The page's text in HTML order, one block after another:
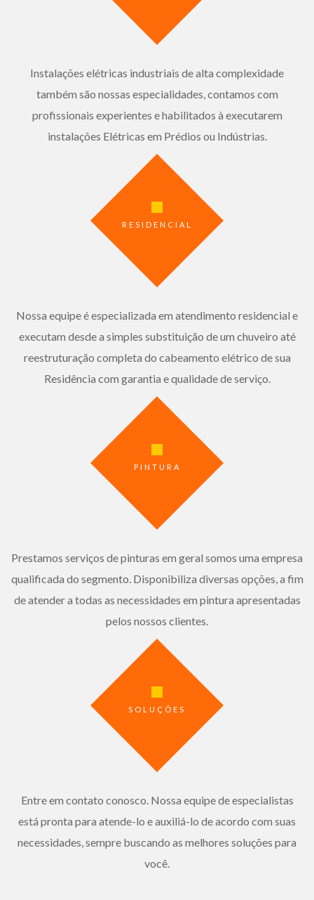
Instalações elétricas industriais de alta complexidade
também são nossas especialidades, contamos com
profissionais experientes e habilitados à executarem
instalações Elétricas em Prédios ou Indústrias.
RESIDENCIAL
Nossa equipe é especializada em atendimento residencial e
executam desde a simples substituição de um chuveiro até
reestruturação completa do cabeamento elétrico de sua
Residência com garantia e qualidade de serviço.
PINTURA
Prestamos serviços de pinturas em geral somos uma empresa
qualificada do segmento. Disponibiliza diversas opções, a fim
de atender a todas as necessidades em pintura apresentadas
pelos nossos clientes.
SOLUÇÕES
Entre em contato conosco. Nossa equipe de especialistas
está pronta para atende-lo e auxiliá-lo de acordo com suas
necessidades, sempre buscando as melhores soluções para
você.